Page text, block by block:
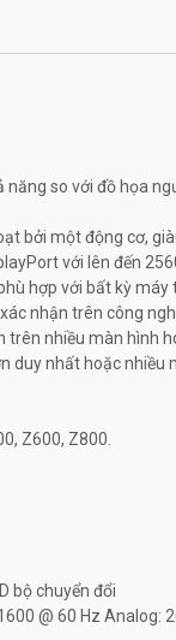
so với đồ họa
bởi một động cơ,
với lên đến
hợp với bất kỳ
nhận trên công
nhiều màn
nhất hoặc
Z600, Z800.
bộ chuyển đổi
@ 60 Hz Analog: